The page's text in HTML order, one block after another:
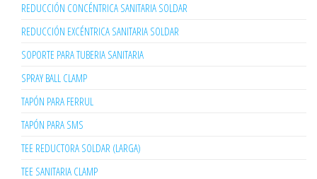
REDUCCIÓN CONCÉNTRICA SANITARIA SOLDAR
REDUCCIÓN EXCÉNTRICA SANITARIA SOLDAR
SOPORTE PARA TUBERIA SANITARIA
SPRAY BALL CLAMP
TAPÓN PARA FERRUL
TAPÓN PARA SMS
TEE REDUCTORA SOLDAR (LARGA)
TEE SANITARIA CLAMP